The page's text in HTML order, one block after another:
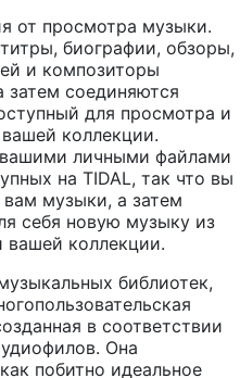
от просмотра музыки.
биографии, обзоры,
и композиторы
затем соединяются
для просмотра и
коллекции.
личными файлами
на TIDAL, так что вы
музыки, а затем
себя новую музыку из
коллекции.
библиотек,
в соответствии
Она
побитно идеальное